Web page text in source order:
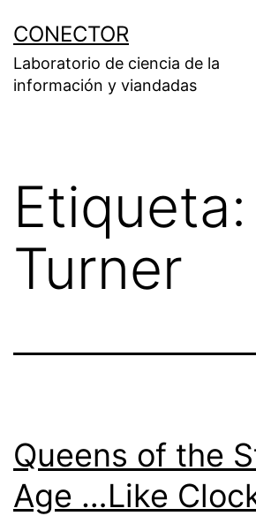
contenido
CONECTOR
Laboratorio de ciencia de la
información y viandadas
Etiqueta:
Turner
Queens of the
Age …Like